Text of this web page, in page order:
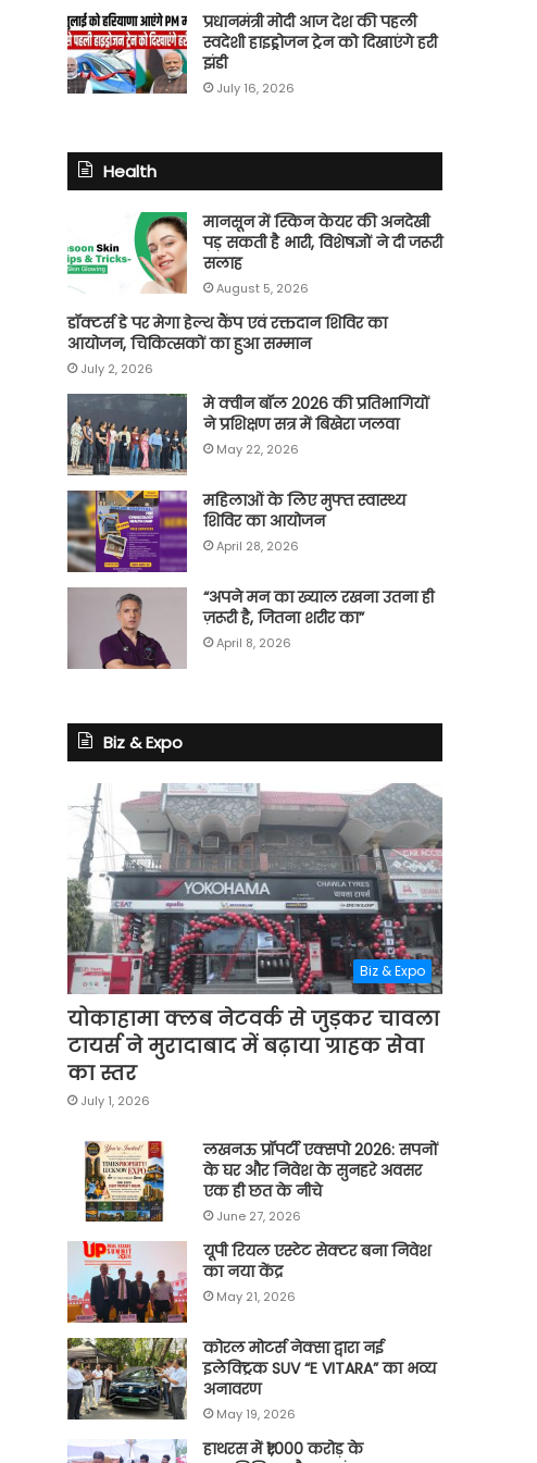
प्रधानमंत्री मोदी आज देश की पहली
स्वदेशी हाइड्रोजन ट्रेन को दिखाएंगे हरी
झंडी
July 16, 2026
Health
मानसून में स्किन केयर की अनदेखी
पड़ सकती है भारी, विशेषज्ञों ने दी जरूरी
सलाह
August 5, 2026
डॉक्टर्स डे पर मेगा हेल्थ कैंप एवं रक्तदान शिविर का
आयोजन, चिकित्सकों का हुआ सम्मान
July 2, 2026
मे क्वीन बॉल 2026 की प्रतिभागियों
ने प्रशिक्षण सत्र में बिखेरा जलवा
May 22, 2026
महिलाओं के लिए मुफ्त स्वास्थ्य
शिविर का आयोजन
April 28, 2026
“अपने मन का ख्याल रखना उतना ही
ज़रूरी है, जितना शरीर का”
April 8, 2026
Biz & Expo
Biz & Expo
योकाहामा क्लब नेटवर्क से जुड़कर चावला
टायर्स ने मुरादाबाद में बढ़ाया ग्राहक सेवा
का स्तर
July 1, 2026
लखनऊ प्रॉपर्टी एक्सपो 2026: सपनों
के घर और निवेश के सुनहरे अवसर
एक ही छत के नीचे
June 27, 2026
यूपी रियल एस्टेट सेक्टर बना निवेश
का नया केंद्र
May 21, 2026
कोरल मोटर्स नेक्सा द्वारा नई
इलेक्ट्रिक SUV “E VITARA” का भव्य
अनावरण
May 19, 2026
हाथरस में ₹1,000 करोड़ के